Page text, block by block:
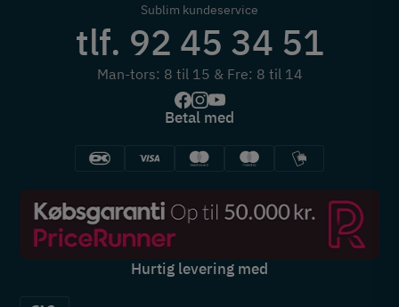
Sublim kundeservice
tlf. 92 45 34 51
Man-tors: 8 til 15 & Fre: 8 til 14
Betal med
Hurtig levering med